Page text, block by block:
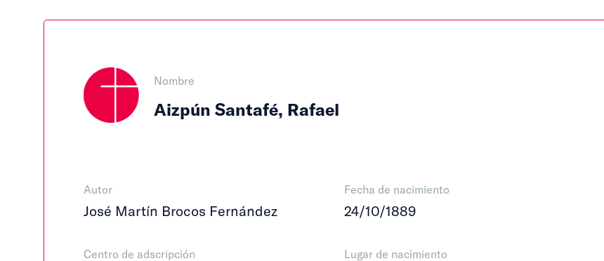
Nombre
Aizpún Santafé, Rafael
Autor
José Martín Brocos Fernández
Centro de adscripción
Fecha de nacimiento
24/10/1889
Lugar de nacimiento